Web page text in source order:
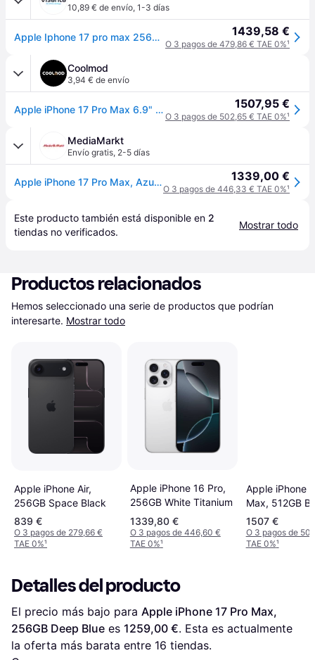
10,89 € de envío, 1-3 días
Apple Iphone 17 pro max 256GB azul 1439,58 €
O 3 pagos de 479,86 € TAE 0%¹
Coolmod
3,94 € de envío
Apple iPhone 17 Pro Max 6.9" 12GB 256GB 5G Azul Oscuro 1507,95 €
O 3 pagos de 502,65 € TAE 0%¹
MediaMarkt
Envío gratis, 2-5 días
Apple iPhone 17 Pro Max, Azul oscuro, 256 GB, 5G, 6.9" OLED Super Retina XDR, Chip A19 Pro, iOS 1339,00 €
O 3 pagos de 446,33 € TAE 0%¹
Este producto también está disponible en 2
tiendas no verificados.
Mostrar todo
Productos relacionados
Hemos seleccionado una serie de productos que podrían
interesarte. Mostrar todo
Apple iPhone Air,
256GB Space Black
839 €
O 3 pagos de 279,66 €
TAE 0%¹
Apple iPhone 16 Pro,
256GB White Titanium
1339,80 €
O 3 pagos de 446,60 €
TAE 0%¹
Apple iPhone
Max, 512GB
Titanium
1507 €
O 3 pagos de
TAE 0%¹
Detalles del producto
El precio más bajo para Apple iPhone 17 Pro Max,
256GB Deep Blue es 1259,00 €. Esta es actualmente
la oferta más barata entre 16 tiendas.